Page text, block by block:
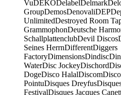
VuDEKODelabelDelmark
GroupDemosDenovaliDEP
UnlimitedDestroyed Room
GrammophonDeutsche
SchallplattenclubDevil Discos
Seines HerrnDifferentDiggers
FactoryDimensionsDindisc
WaterDisc JockeyDischord
DogeDisco HalalDiscom
PointuDisques Dreyfus
FestivalDisques Jacques